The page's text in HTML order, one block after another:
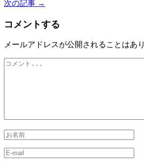
次の記事 →
コメントする
メールアドレスが公開されることはあ